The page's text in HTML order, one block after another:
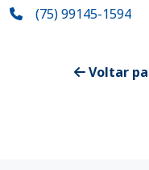
(75) 99145-1594
Voltar